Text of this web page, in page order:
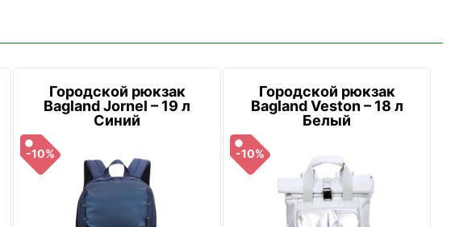
Городской рюкзак
Bagland Jornel – 19 л
Синий
-10%
Городской рюкзак
Bagland Veston – 18 л
Белый
-10%